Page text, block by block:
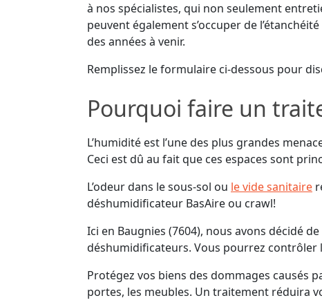
à nos spécialistes, qui non seulement
peuvent également s’occuper de
des années à venir.
Remplissez le formulaire ci-dessous pour
Pourquoi faire un
L’humidité est l’une des plus grandes
Ceci est dû au fait que ces espaces sont
L’odeur dans le sous-sol ou le vide sanitaire
déshumidificateur BasAire ou crawl!
Ici en Baugnies (7604), nous avons décidé
déshumidificateurs. Vous pourrez contrôler
Protégez vos biens des dommages causés
portes, les meubles. Un traitement réduira